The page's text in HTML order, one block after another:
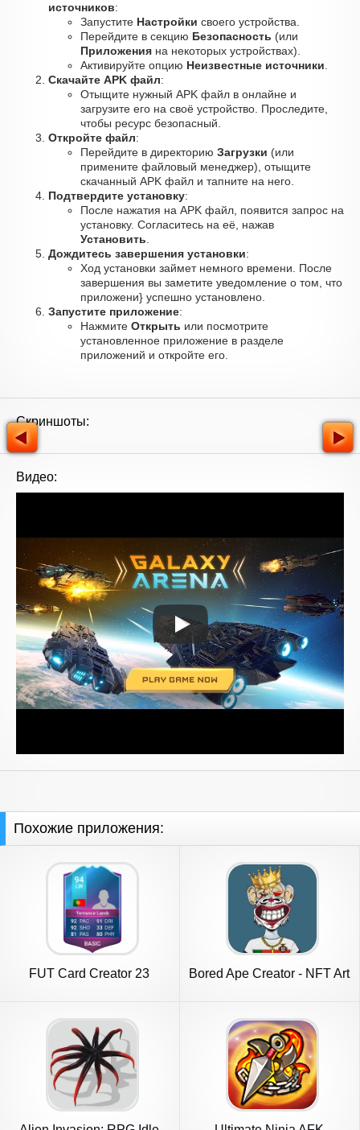
источников:
Запустите Настройки своего устройства.
Перейдите в секцию Безопасность (или
Приложения на некоторых устройствах).
Активируйте опцию Неизвестные источники
Скачайте APK файл:
Отыщите нужный APK файл в онлайне и
загрузите его на своё устройство. Проследите,
чтобы ресурс безопасный.
Откройте файл:
Перейдите в директорию Загрузки (или
примените файловый менеджер), отыщите
скачанный APK файл и тапните на него.
Подтвердите установку:
После нажатия на APK файл, появится запрос на
установку. Согласитесь на её, нажав
Установить
Дождитесь завершения установки:
Ход установки займет немного времени. После
завершения вы заметите уведомление о том, что
приложени} успешно установлено.
Запустите приложение:
Нажмите Открыть или посмотрите
установленное приложение в разделе
приложений и откройте его.
Скриншоты:
Видео:
Похожие приложения:
FUT Card Creator 23 Bored Ape Creator - NFT Art